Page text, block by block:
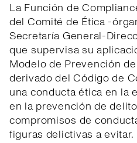
La Función de
del Comité de Ética -
Secretaría General-
que supervisa su
Modelo de Prevención
derivado del Código de
una conducta ética en la
en la prevención de
compromisos de
figuras delictivas a evitar.